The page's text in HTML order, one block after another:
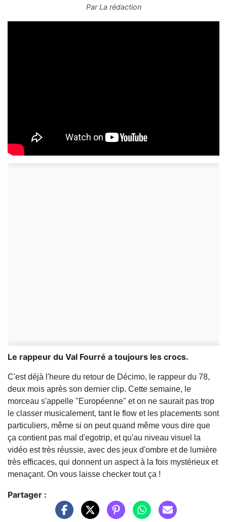
ParLa rédaction
Le rappeur du Val Fourré a toujours les crocs.
C'est déjà l'heure du retour de Décimo, le rappeur du 78,
deux mois après son dernier clip. Cette semaine, le
morceau s'appelle "Européenne" et on ne saurait pas trop
le classer musicalement, tant le flow et les placements sont
particuliers, même si on peut quand même vous dire que
ça contient pas mal d'egotrip, et qu'au niveau visuel la
vidéo est très réussie, avec des jeux d'ombre et de lumière
très efficaces, qui donnent un aspect à la fois mystérieux et
menaçant. On vous laisse checker tout ça !
Partager :